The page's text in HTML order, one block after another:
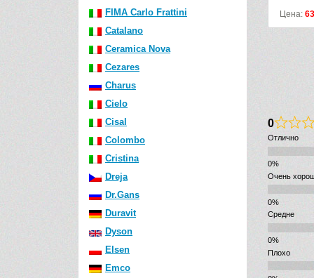
FIMA Carlo Frattini
Catalano
Ceramica Nova
Cezares
Charus
Cielo
Cisal
Colombo
Cristina
Dreja
Dr.Gans
Duravit
Dyson
Elsen
Emco
Цена:
0
Отлично
Очень
Средне
Плохо